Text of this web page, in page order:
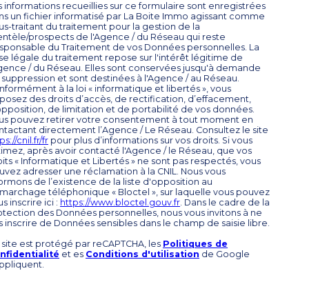
informations recueillies sur ce formulaire sont enregistrées
un fichier informatisé par La Boite Immo agissant comme
traitant du traitement pour la gestion de la
prospects de l'Agence / du Réseau qui reste
du Traitement de vos Données personnelles. La
légale du traitement repose sur l'intérêt légitime de
/ du Réseau. Elles sont conservées jusqu'à demande
et sont destinées à l'Agence / au Réseau.
à la loi « informatique et libertés », vous
des droits d’accès, de rectification, d’effacement,
de limitation et de portabilité de vos données.
pouvez retirer votre consentement à tout moment en
directement l’Agence / Le Réseau. Consultez le site
cnil.fr/fr pour plus d’informations sur vos droits. Si vous
après avoir contacté l'Agence / le Réseau, que vos
« Informatique et Libertés » ne sont pas respectés, vous
adresser une réclamation à la CNIL. Nous vous
de l’existence de la liste d'opposition au
téléphonique « Bloctel », sur laquelle vous pouvez
inscrire ici : https://www.bloctel.gouv.fr. Dans le cadre de la
des Données personnelles, nous vous invitons à ne
inscrire de Données sensibles dans le champ de saisie libre.
site est protégé par reCAPTCHA, les Politiques de
et es Conditions d'utilisation de Google